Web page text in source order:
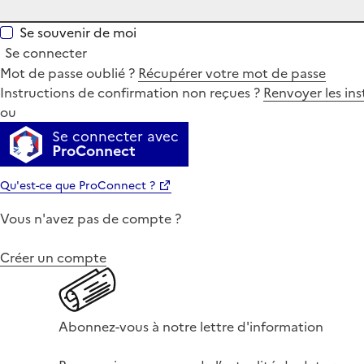
Se souvenir de moi
Se connecter
Mot de passe oublié ? Récupérer votre mot de passe
Instructions de confirmation non reçues ? Renvoyer les
ou
Se connecter avec
ProConnect
Qu'est-ce que ProConnect ?
Vous n'avez pas de compte ?
Créer un compte
Abonnez-vous à notre lettre d'information